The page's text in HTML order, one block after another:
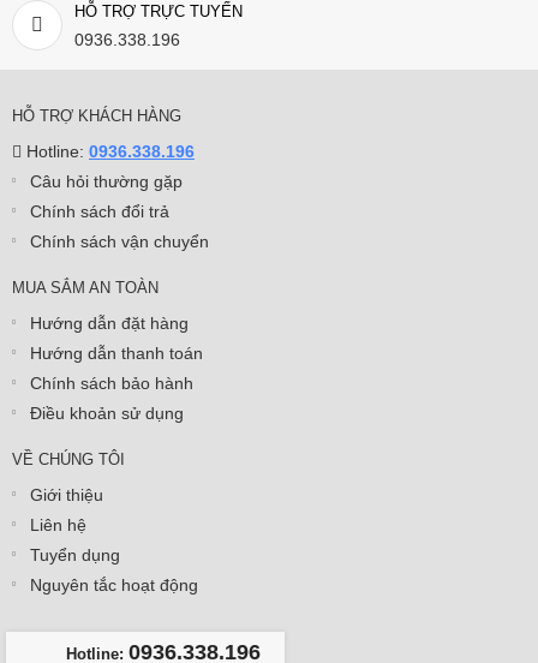
HỖ TRỢ TRỰC TUYẾN
0936.338.196
HỖ TRỢ KHÁCH HÀNG
Hotline: 0936.338.196
Câu hỏi thường gặp
Chính sách đổi trả
Chính sách vận chuyển
MUA SẮM AN TOÀN
Hướng dẫn đặt hàng
Hướng dẫn thanh toán
Chính sách bảo hành
Điều khoản sử dụng
VỀ CHÚNG TÔI
Giới thiệu
Liên hệ
Tuyển dụng
Nguyên tắc hoạt động
Hotline: 0936.338.196